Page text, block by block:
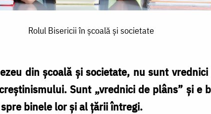
Rolul Bisericii în școală și societate
din școală și societate, nu sunt
Sunt „vrednici de plâns” și e
binele lor și al țării întregi.